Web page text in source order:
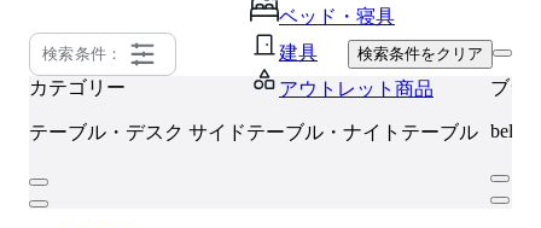
ベッド・寝具
建具
アウトレット商品
検索条件： 検索条件をクリア
カテゴリー
テーブル・デスク サイドテーブル・ナイトテーブル
ブラ